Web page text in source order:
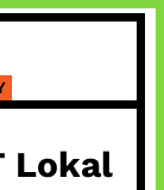
Lokal